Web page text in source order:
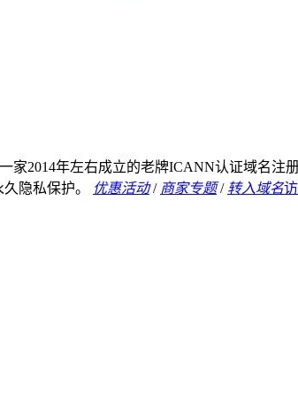
一家2014年左右成立的老牌ICANN认证域名
隐私保护。
优惠活动/ 商家专题/ 转入域名